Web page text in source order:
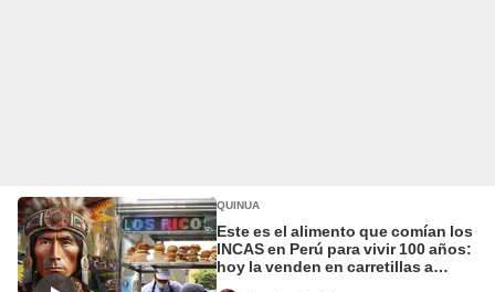
QUINUA
Este es el alimento que comían los
INCAS en Perú para vivir 100 años:
hoy la venden en carretillas a